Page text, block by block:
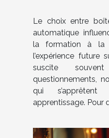
votre
conduite ?
Le choix entre
automatique
la formation à la
l’expérience future
suscite
questionnements,
qui
apprentissage. Pour